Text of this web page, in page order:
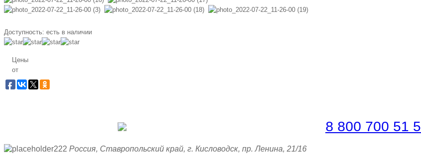
Доступность: есть в наличии
Цены
от
8 800 700 51
Россия, Ставропольский край, г. Кисловодск, пр. Ленина, 21/16